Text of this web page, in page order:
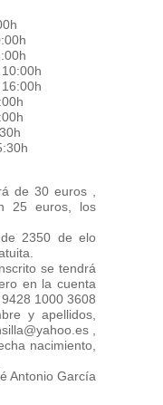
de 30 euros ,
25 euros, los
2350 de elo
se tendrá
en la cuenta
1000 3608
y apellidos,
,
nacimiento,
Antonio García